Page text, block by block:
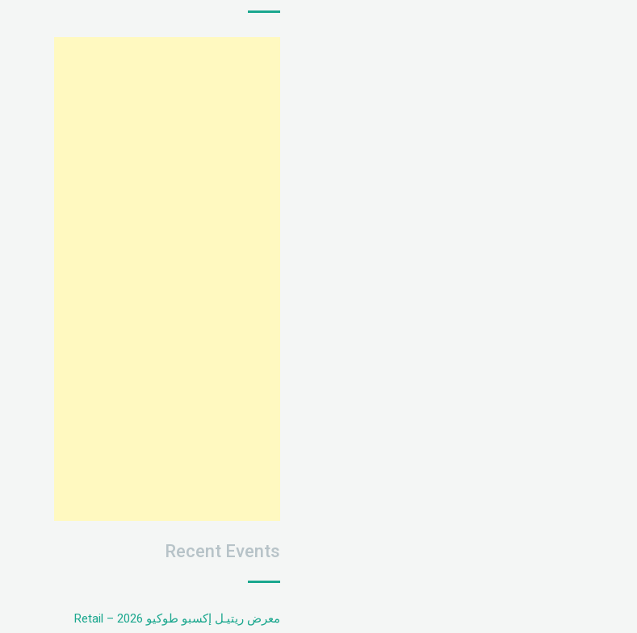
Recent Events
معرض ريتيـل إكسبو طوكيو 2026 – Retail